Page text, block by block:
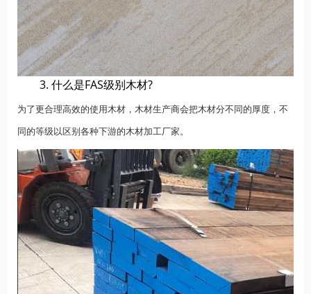
3. 什么是FAS级别木材?
为了更合理高效的使用木材，木材生产商会把木材分不同的厚度，不
同的等级以区别各种下游的木材加工厂家。